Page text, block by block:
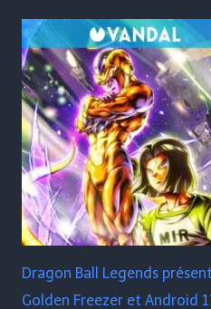
Dragon Ball Legends
Golden Freezer et Android